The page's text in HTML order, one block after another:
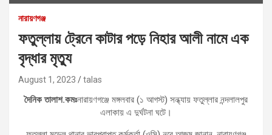
নারায়ণগঞ্জ
ফতুল্লায় ট্রেনে কাটার পড়ে নিহার আলী নামে এক
বৃদ্ধার মৃত্যু
August 1, 2023 talas
দৈনিক তালাশ.কমঃনারায়ণগঞ্জে মঙ্গলবার (১ আগস্ট) সন্ধ্যায় ফতুল্লার নন্দলালপুর
এলাকায় এ দুর্ঘটনা ঘটে।